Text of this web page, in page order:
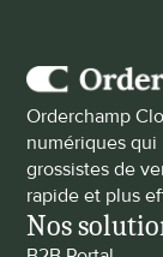
Orderchamp
numériques
grossistes de
rapide et plus
Nos